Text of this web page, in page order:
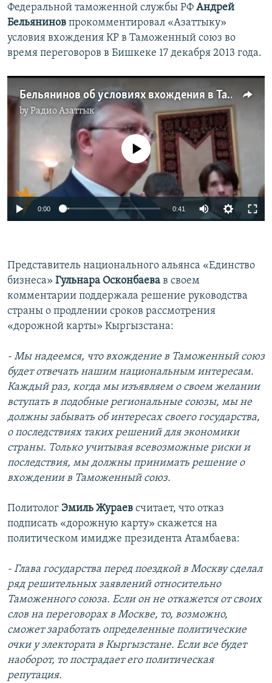
Федеральной таможенной службы РФ Андрей
Бельянинов прокомментировал «Азаттыку»
условия вхождения КР в Таможенный союз во
время переговоров в Бишкеке 17 декабря 2013 года.
Бельянинов об условиях вхождения в Таможенный союз
byРадио Азаттык
No media source currently available
0:00 0:41
Представитель национального альянса «Единство
бизнеса» Гульнара Осконбаева в своем
комментарии поддержала решение руководства
страны о продлении сроков рассмотрения
«дорожной карты» Кыргызстана:
- Мы надеемся, что вхождение в Таможенный союз
будет отвечать нашим национальным интересам.
Каждый раз, когда мы изъявляем о своем желании
вступать в подобные региональные союзы, мы не
должны забывать об интересах своего государства,
о последствиях таких решений для экономики
страны. Только учитывая всевозможные риски и
последствия, мы должны принимать решение о
вхождении в Таможенный союз.
Политолог Эмиль Жураев считает, что отказ
подписать «дорожную карту» скажется на
политическом имидже президента Атамбаева:
- Глава государства перед поездкой в Москву сделал
ряд решительных заявлений относительно
Таможенного союза. Если он не откажется от своих
слов на переговорах в Москве, то, возможно,
сможет заработать определенные политические
очки у электората в Кыргызстане. Если все будет
наоборот, то пострадает его политическая
репутация.